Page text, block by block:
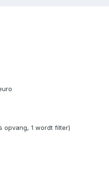
opvang, 1 wordt filter)